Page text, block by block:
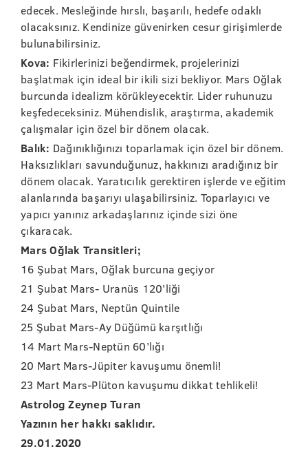
edecek. Mesleğinde hırslı, başarılı, hedefe odaklı
olacaksınız. Kendinize güvenirken cesur girişimlerde
bulunabilirsiniz.
Kova: Fikirlerinizi beğendirmek, projelerinizi
başlatmak için ideal bir ikili sizi bekliyor. Mars Oğlak
burcunda idealizm körükleyecektir. Lider ruhunuzu
keşfedeceksiniz. Mühendislik, araştırma, akademik
çalışmalar için özel bir dönem olacak.
Balık: Dağınıklığınızı toparlamak için özel bir dönem.
Haksızlıkları savunduğunuz, hakkınızı aradığınız bir
dönem olacak. Yaratıcılık gerektiren işlerde ve eğitim
alanlarında başarıyı ulaşabilirsiniz. Toparlayıcı ve
yapıcı yanınız arkadaşlarınız içinde sizi öne
çıkaracak.
Mars Oğlak Transitleri;
16 Şubat Mars, Oğlak burcuna geçiyor
21 Şubat Mars- Uranüs 120’liği
24 Şubat Mars, Neptün Quintile
25 Şubat Mars-Ay Düğümü karşıtlığı
14 Mart Mars-Neptün 60’lığı
20 Mart Mars-Jüpiter kavuşumu önemli!
23 Mart Mars-Plüton kavuşumu dikkat tehlikeli!
Astrolog Zeynep Turan
Yazının her hakkı saklıdır.
29.01.2020